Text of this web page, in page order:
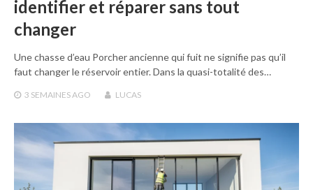
identifier et réparer sans tout
changer
Une chasse d’eau Porcher ancienne qui fuit ne signifie pas qu’il
faut changer le réservoir entier. Dans la quasi-totalité des…
3 SEMAINES AGO LUCAS